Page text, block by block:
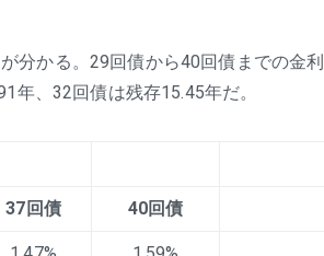
分かる。29回債から40回債までの金利
年、32回債は残存15.45年だ。
37 回債 40回債